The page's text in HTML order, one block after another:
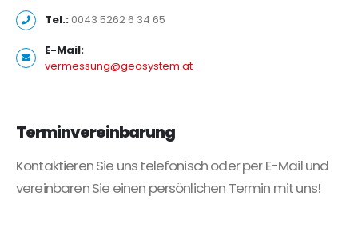
Tel.: 0043 5262 6 34 65
E-Mail:
vermessung@geosystem.at
Terminvereinbarung
Kontaktieren Sie uns telefonisch oder per E-Mail und
vereinbaren Sie einen persönlichen Termin mit uns!